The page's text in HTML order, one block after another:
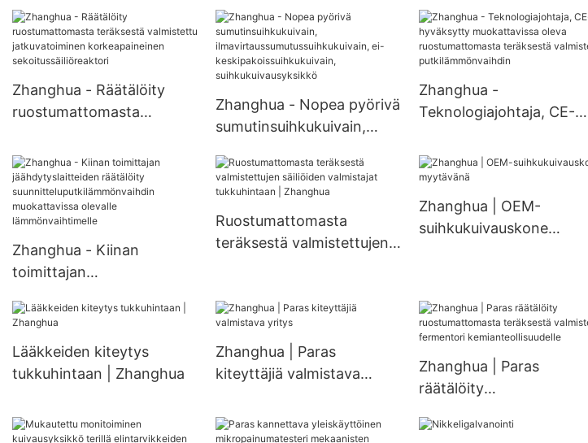
Zhanghua - Räätälöity
ruostumattomasta
jatkuvatoiminen
korkeapaineinen
sekoitussäiliöreaktori
Zhanghua - Nopea pyörivä
sumutinsuihkukuivain,
uivain, ei-
keskipakoissuihkukuivain,
suihkukuivausyksikkö
Zhanghua -
Teknologiajohtaja, CE-
oleva ruostumattomasta
teräksestä valmistettu
putkilämmönvaihdin
Zhanghua - Kiinan
toimittajan
räätälöity
hdin muokattavissa
olevalle lämmönvaihtimelle
Ruostumattomasta
teräksestä valmistettujen
Zhanghua | OEM-
suihkukuivauskone
Lääkkeiden kiteytys
tukkuhintaan | Zhanghua
Zhanghua | Paras
kiteyttäjiä valmistava
Zhanghua | Paras
räätälöity
teräksestä valmistettu